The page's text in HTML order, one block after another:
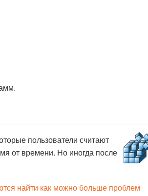
пользователи считают
от времени. Но иногда после
найти как можно больше проблем